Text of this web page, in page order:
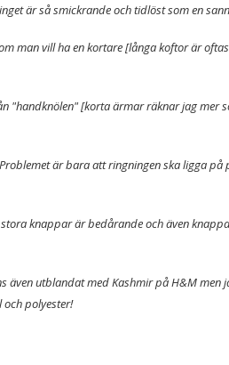
är så smickrande och tidlöst som en
man vill ha en kortare [långa koftor är
"handknölen" [korta ärmar räknar jag mer
är bara att ringningen ska ligga på
knappar är bedårande och även
utblandat med Kashmir på H&M men
polyester!